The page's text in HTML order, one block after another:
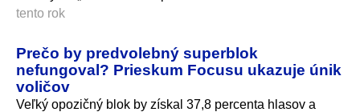
tento rok
Prečo by predvolebný superblok
nefungoval? Prieskum Focusu ukazuje únik
voličov
Veľký opozičný blok by získal 37,8 percenta hlasov a